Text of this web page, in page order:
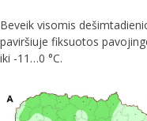
Beveik visomis
paviršiuje fiksuotos
iki -11…0 °C.